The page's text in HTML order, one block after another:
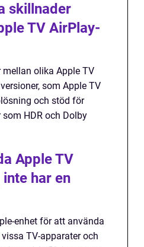
skillnader
TV AirPlay-
olika Apple TV
som Apple TV
och stöd för
HDR och Dolby
Apple TV
har en
enhet för att använda
TV-apparater och